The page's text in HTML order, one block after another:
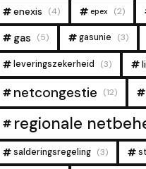
enexis (4) epex (2)
gas (5) gasunie (3)
leveringszekerheid (3)
netcongestie (12)
regionale
salderingsregeling (3)